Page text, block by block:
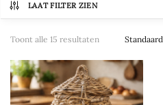
LAAT FILTER ZIEN
Toont alle 15 resultaten